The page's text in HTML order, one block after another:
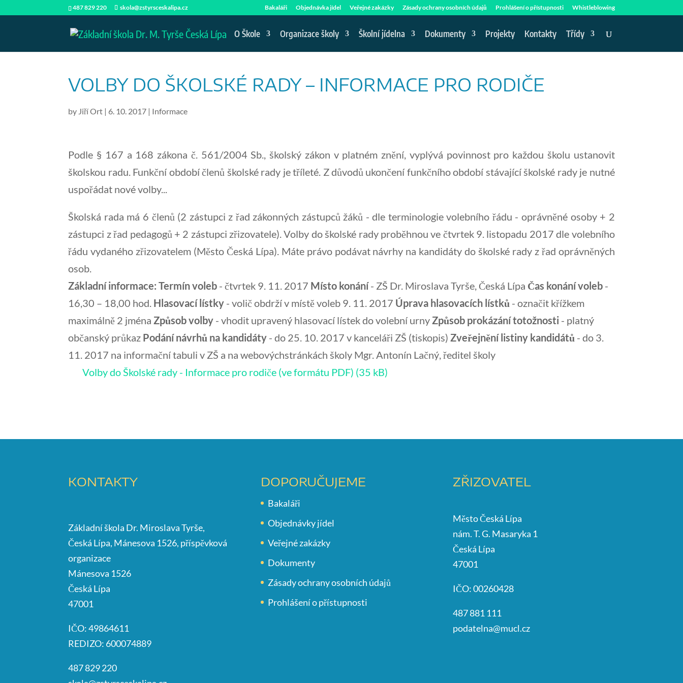
487 829 220 skola@zstyrsceskalipa.cz Bakaláři Objednávka jídel Veřejné zakázky Zásady ochrany osobních údajů Prohlášení o přístupnosti Whistleblowing
O Škole Organizace školy Školní jídelna Dokumenty Projekty Kontakty Třídy
VOLBY DO ŠKOLSKÉ RADY – INFORMACE PRO RODIČE
by Jiří Ort | 6. 10. 2017 | Informace
Podle § 167 a 168 zákona č. 561/2004 Sb., školský zákon v platném znění, vyplývá povinnost pro každou školu ustanovit
školskou radu. Funkční období členů školské rady je tříleté. Z důvodů ukončení funkčního období stávající školské rady je nutné
uspořádat nové volby...
Školská rada má 6 členů (2 zástupci z řad zákonných zástupců žáků - dle terminologie volebního řádu - oprávněné osoby + 2
zástupci z řad pedagogů + 2 zástupci zřizovatele). Volby do školské rady proběhnou ve čtvrtek 9. listopadu 2017 dle volebního
řádu vydaného zřizovatelem (Město Česká Lípa). Máte právo podávat návrhy na kandidáty do školské rady z řad oprávněných
osob.
Základní informace: Termín voleb - čtvrtek 9. 11. 2017 Místo konání- ZŠ Dr. Miroslava Tyrše, Česká Lípa Čas konání voleb -
16,30 – 18,00 hod. Hlasovací lístky - volič obdrží v místě voleb 9. 11. 2017 Úprava hlasovacích lístků - označit křížkem
maximálně 2 jménaZpůsob volby - vhodit upravený hlasovací lístek do volební urnyZpůsob prokázání totožnosti - platný
občanský průkaz Podání návrhů na kandidáty - do 25. 10. 2017 v kanceláři ZŠ (tiskopis)Zveřejnění listiny kandidátů - do 3.
11. 2017 na informační tabuli v ZŠ a na webovýchstránkách školy Mgr. Antonín Lačný, ředitel školy
Volby do Školské rady - Informace pro rodiče (ve formátu PDF)
KONTAKTY
Základní škola Dr. Miroslava Tyrše,
Česká Lípa, Mánesova 1526, příspěvková
organizace
Mánesova 1526
Česká Lípa
47001
IČO: 49864611
REDIZO: 600074889
487 829 220
DOPORUČUJEME
Bakaláři
Objednávky jídel
Veřejné zakázky
Dokumenty
Zásady ochrany osobních údajů
Prohlášení o přístupnosti
ZŘIZOVATEL
Město Česká Lípa
nám. T. G. Masaryka 1
Česká Lípa
47001
IČO: 00260428
487 881 111
podatelna@mucl.cz